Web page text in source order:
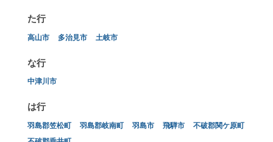
た行
高山市 多治見市 土岐市
な行
中津川市
は行
羽島郡笠松町 羽島郡岐南町 羽島市 飛騨市
不破郡関ケ原町